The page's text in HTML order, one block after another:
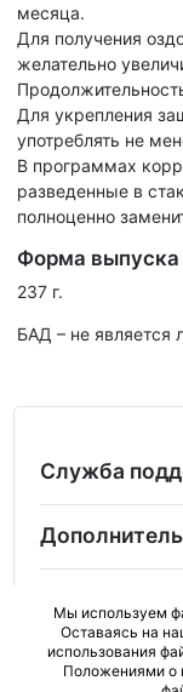
месяца.
Для получения
желательно
Для укрепления
употреблять не
В программах
разведенные в
полноценно
Форма выпуска
237 г.
БАД – не является
Служба
2024 Copyright
Мы используем
Оставаясь на
использования
Положениями о